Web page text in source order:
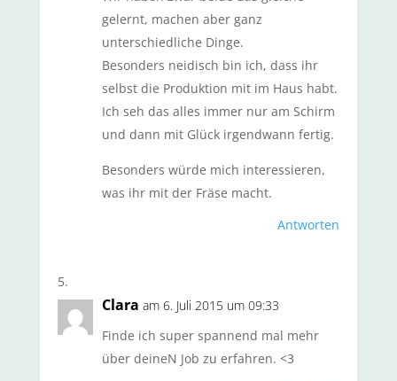
gelernt, machen aber ganz
unterschiedliche Dinge.
Besonders neidisch bin ich, dass ihr
selbst die Produktion mit im Haus habt.
Ich seh das alles immer nur am Schirm
und dann mit Glück irgendwann fertig.
Besonders würde mich interessieren,
was ihr mit der Fräse macht.
Antworten
Clara am 6. Juli 2015 um 09:33
Finde ich super spannend mal mehr
über deineN Job zu erfahren. <3